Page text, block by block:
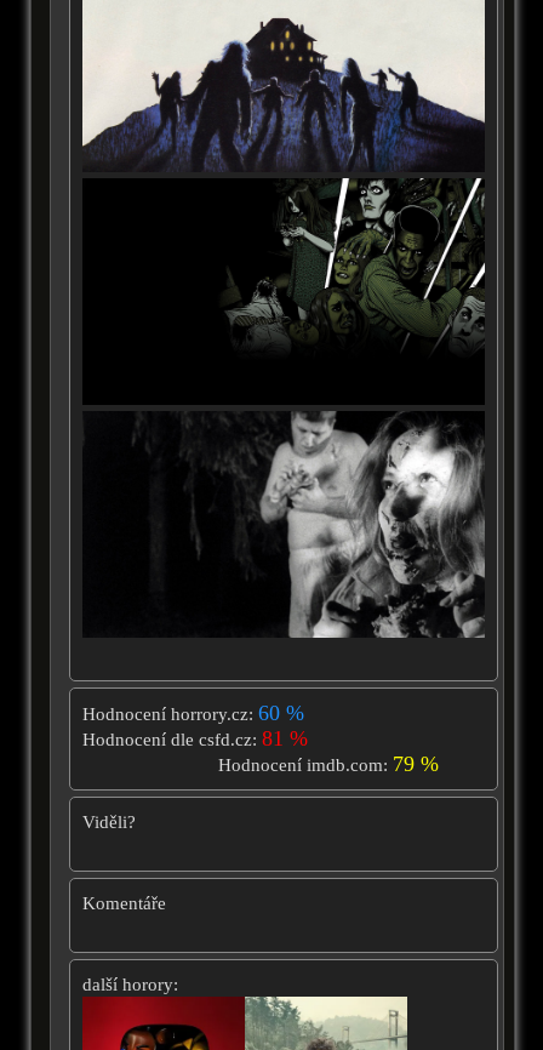
Hodnocení horrory.cz: 60 %
Hodnocení dle csfd.cz: 81 %
Hodnocení imdb.com: 79 %
Viděli?
Komentáře
další horory: